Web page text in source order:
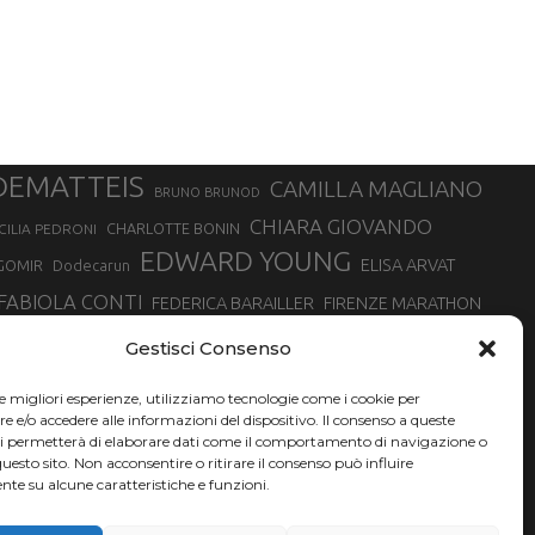
Gestisci Consenso
migliori esperienze, utilizziamo tecnologie come i cookie per
e/o accedere alle informazioni del dispositivo. Il consenso a queste
permetterà di elaborare dati come il comportamento di navigazione o
sito. Non acconsentire o ritirare il consenso può influire
su alcune caratteristiche e funzioni.
BRUNO BRUNOD CAMILLA MAGLIANO
PEDRONI CHARLOTTE BONIN CHIARA GIOVANDO
Dodecarun EDWARD YOUNG ELISA ARVAT
FABIOLA CONTI FEDERICA BARAILLER FIRENZE MARATHON
GIOVANNA EPIS GIULIANO CAVALLO
DI TORINO MARATONINA MARCELLA BELLETTI MARCO OLMO
MONVISO VERTICAL RACE NADIA BATTOCLETTI
BONALDI SILVIA RAMPAZZO